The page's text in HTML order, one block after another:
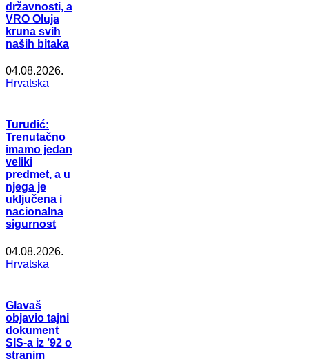
državnosti, a
VRO Oluja
kruna svih
naših bitaka
04.08.2026.
Hrvatska
Turudić:
Trenutačno
imamo jedan
veliki
predmet, a u
njega je
uključena i
nacionalna
sigurnost
04.08.2026.
Hrvatska
Glavaš
objavio tajni
dokument
SIS-a iz ’92 o
stranim